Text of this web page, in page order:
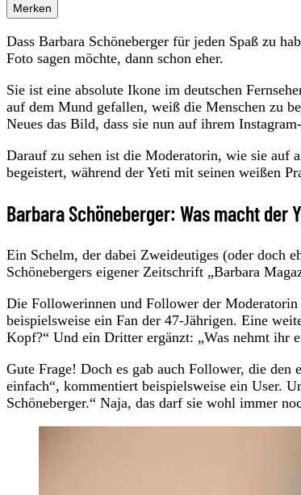
Merken
Dass Barbara Schöneberger für jeden Spaß zu
Foto sagen möchte, dann schon eher.
Sie ist eine absolute Ikone im deutschen
auf dem Mund gefallen, weiß die Menschen zu
Neues das Bild, dass sie nun auf ihrem
Darauf zu sehen ist die Moderatorin, wie sie auf
begeistert, während der Yeti mit seinen weißen
Barbara Schöneberger: Was macht der
Ein Schelm, der dabei Zweideutiges (oder doch
Schönebergers eigener Zeitschrift „Barbara
Die Followerinnen und Follower der Moderatorin
beispielsweise ein Fan der 47-Jährigen. Eine
Kopf?“ Und ein Dritter ergänzt: „Was nehmt ihr
Gute Frage! Doch es gab auch Follower, die den
einfach“, kommentiert beispielsweise ein User.
Schöneberger.“ Naja, das darf sie wohl immer